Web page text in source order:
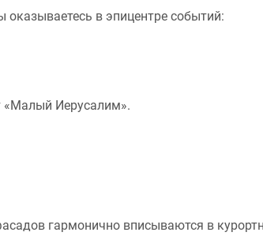
в эпицентре событий:
«Малый Иерусалим».
гармонично вписываются в